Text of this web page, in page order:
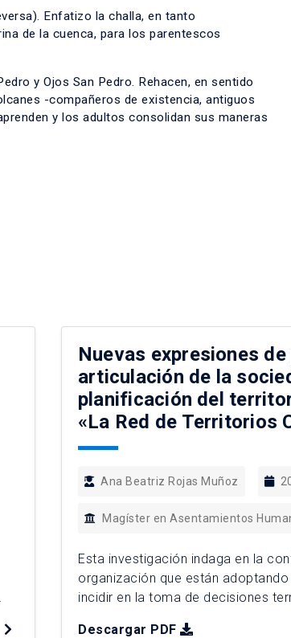
Enfatizo la challa, en tanto
de la cuenca, para los parentescos
y Ojos San Pedro. Rehacen, en sentido
-compañeros de existencia, antiguos
y los adultos consolidan sus maneras
Nuevas expresiones
articulación de la
planificación del
«La Red de Territorios
Ana Beatriz Rojas Muñoz
Magíster en Asentamientos
Esta investigación indaga en la
organización que están
incidir en la toma de decisiones
Descargar PDF